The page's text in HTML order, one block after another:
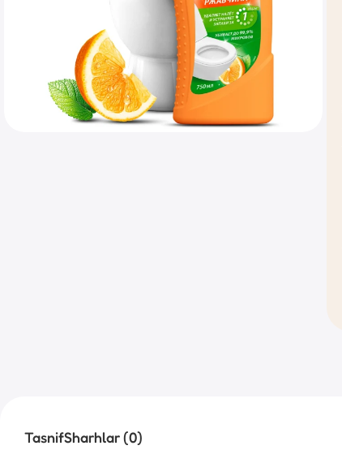
TasnifSharhlar (0)